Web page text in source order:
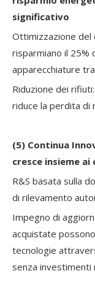
significativo
Ottimizzazione del
risparmiano il
apparecchiature
Riduzione dei
riduce la perdita di
(5) Continua
cresce insieme ai
R&S basata sulla
di rilevamento
Impegno di
acquistate
tecnologie
senza investimenti